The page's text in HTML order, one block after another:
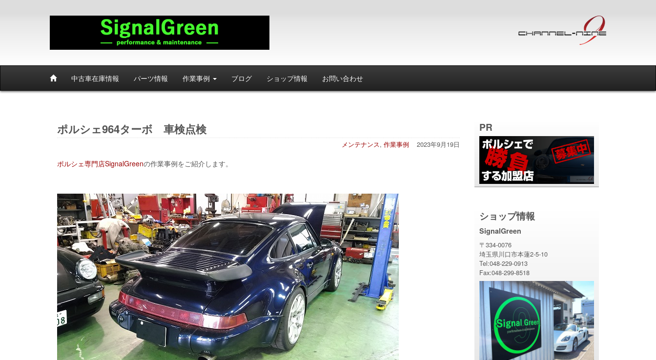
中古車在庫情報 パーツ情報 作業事例 ブログ ショップ情報 お問い合わせ
ポルシェ964ターボ 車検点検
2023年9月19日
メンテナンス, 作業事例
ポルシェ専門店SignalGreenの作業事例をご紹介します。
PR
ショップ情報
SignalGreen
〒334-0076
埼玉県川口市本蓮2-5-10
Tel:048-229-0913
Fax:048-299-8518